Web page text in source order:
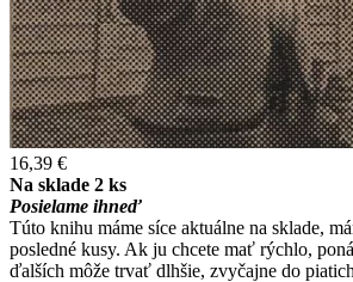
16,39 €
Na sklade 2 ks
Posielame ihneď
Túto knihu máme síce aktuálne na sklade,
posledné kusy. Ak ju chcete mať rýchlo,
ďalších môže trvať dlhšie, zvyčajne do